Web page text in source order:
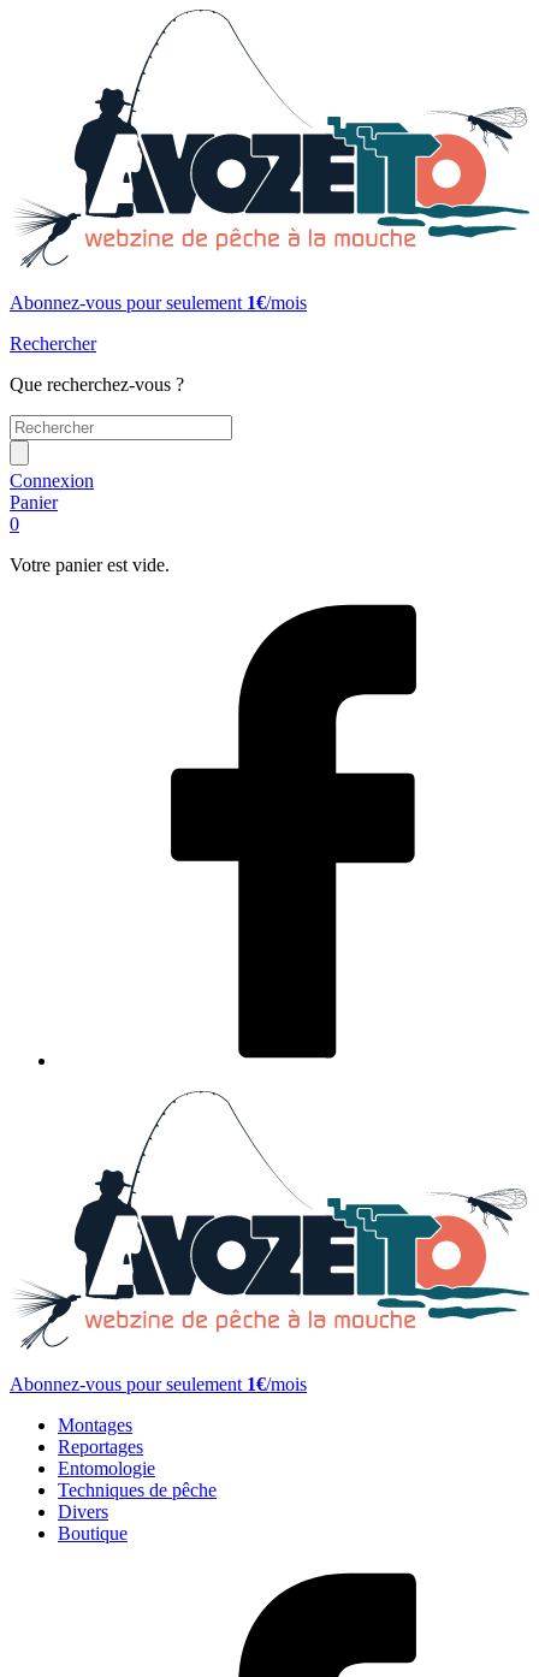
Abonnez-vous pour seulement 1€/mois
Rechercher
Que recherchez-vous ?
Connexion
Panier
0
Votre panier est vide.
Abonnez-vous pour seulement 1€/mois
Montages
Reportages
Entomologie
Techniques de pêche
Divers
Boutique